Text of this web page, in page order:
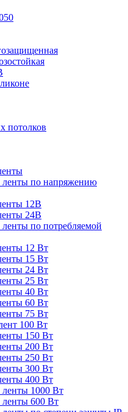
потолков
ленты по напряжению
12В
24В
по потребляемой
12 Вт
15 Вт
24 Вт
25 Вт
40 Вт
60 Вт
75 Вт
100 Вт
150 Вт
200 Вт
250 Вт
300 Вт
400 Вт
ленты 1000 Вт
ленты 600 Вт